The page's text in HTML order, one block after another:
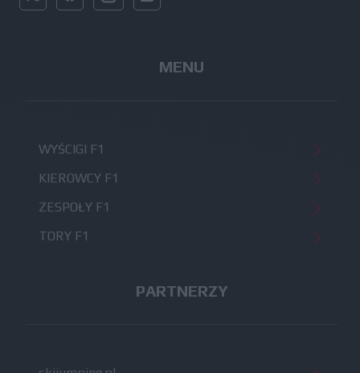
MENU
WYŚCIGI F1
KIEROWCY F1
ZESPOŁY F1
TORY F1
PARTNERZY